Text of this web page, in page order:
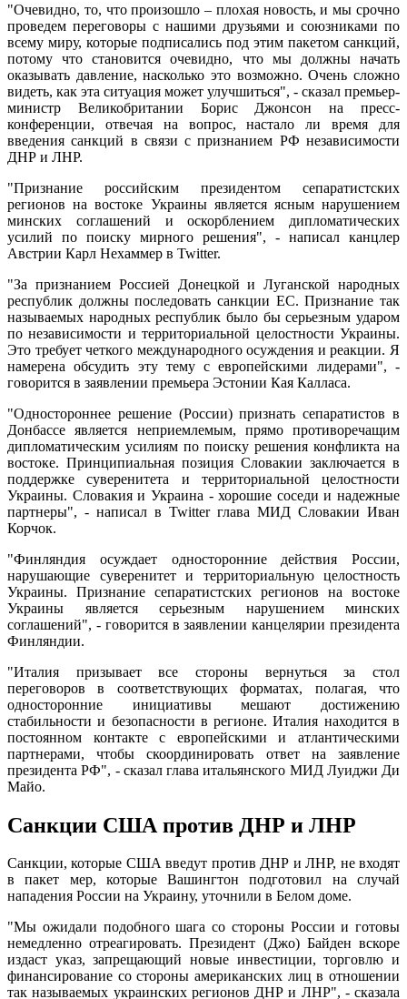
"Очевидно, то, что произошло – плохая новость, и мы срочно
проведем переговоры с нашими друзьями и союзниками по
всему миру, которые подписались под этим пакетом санкций,
потому что становится очевидно, что мы должны начать
оказывать давление, насколько это возможно. Очень сложно
видеть, как эта ситуация может улучшиться", - сказал премьер-
министр Великобритании Борис Джонсон на пресс-
конференции, отвечая на вопрос, настало ли время для
введения санкций в связи с признанием РФ независимости
ДНР и ЛНР.
"Признание российским президентом сепаратистских
регионов на востоке Украины является ясным нарушением
минских соглашений и оскорблением дипломатических
усилий по поиску мирного решения", - написал канцлер
Австрии Карл Нехаммер в Twitter.
"За признанием Россией Донецкой и Луганской народных
республик должны последовать санкции ЕС. Признание так
называемых народных республик было бы серьезным ударом
по независимости и территориальной целостности Украины.
Это требует четкого международного осуждения и реакции. Я
намерена обсудить эту тему с европейскими лидерами", -
говорится в заявлении премьера Эстонии Кая Калласа.
"Одностороннее решение (России) признать сепаратистов в
Донбассе является неприемлемым, прямо противоречащим
дипломатическим усилиям по поиску решения конфликта на
востоке. Принципиальная позиция Словакии заключается в
поддержке суверенитета и территориальной целостности
Украины. Словакия и Украина - хорошие соседи и надежные
партнеры", - написал в Twitter глава МИД Словакии Иван
Корчок.
"Финляндия осуждает односторонние действия России,
нарушающие суверенитет и территориальную целостность
Украины. Признание сепаратистских регионов на востоке
Украины является серьезным нарушением минских
соглашений", - говорится в заявлении канцелярии президента
Финляндии.
"Италия призывает все стороны вернуться за стол
переговоров в соответствующих форматах, полагая, что
односторонние инициативы мешают достижению
стабильности и безопасности в регионе. Италия находится в
постоянном контакте с европейскими и атлантическими
партнерами, чтобы cкоординировать ответ на заявление
президента РФ", - сказал глава итальянского МИД Луиджи Ди
Майо.
Санкции США против ДНР и ЛНР
Санкции, которые США введут против ДНР и ЛНР, не входят
в пакет мер, которые Вашингтон подготовил на случай
нападения России на Украину, уточнили в Белом доме.
"Мы ожидали подобного шага со стороны России и готовы
немедленно отреагировать. Президент (Джо) Байден вскоре
издаст указ, запрещающий новые инвестиции, торговлю и
финансирование со стороны американских лиц в отношении
так называемых украинских регионов ДНР и ЛНР", - сказала